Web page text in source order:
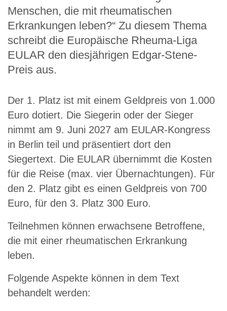
Menschen, die mit rheumatischen
Erkrankungen leben?“ Zu diesem Thema
schreibt die Europäische Rheuma-Liga
EULAR den diesjährigen Edgar-Stene-
Preis aus.
Der 1. Platz ist mit einem Geldpreis von 1.000
Euro dotiert. Die Siegerin oder der Sieger
nimmt am 9. Juni 2027 am EULAR-Kongress
in Berlin teil und präsentiert dort den
Siegertext. Die EULAR übernimmt die Kosten
für die Reise (max. vier Übernachtungen). Für
den 2. Platz gibt es einen Geldpreis von 700
Euro, für den 3. Platz 300 Euro.
Teilnehmen können erwachsene Betroffene,
die mit einer rheumatischen Erkrankung
leben.
Folgende Aspekte können in dem Text
behandelt werden: